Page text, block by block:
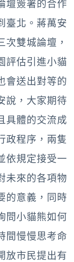
壇簽署的合作
臺北。蔣萬安
次雙城論壇，
評估引進小貓
會送出對等的
說，大家期待
具體的交流成
政程序，兩隻
依規定接受一
未來的各項物
的意義，同時
問小貓熊如何
間慢慢思考命
放市民提出有